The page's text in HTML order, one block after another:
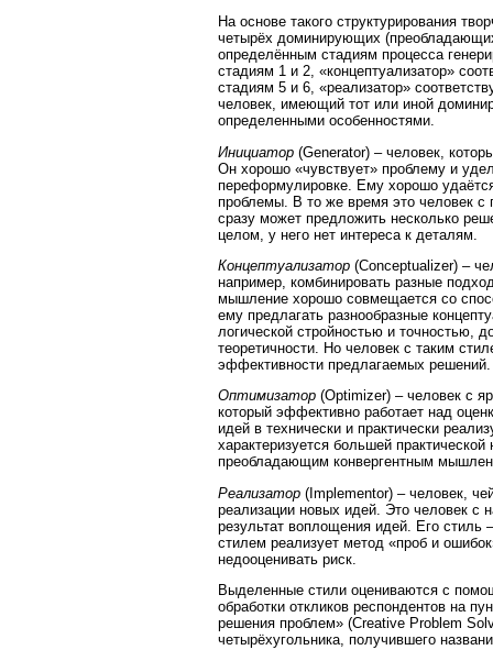
На основе такого структурирования
четырёх доминирующих
определённым стадиям процесса
стадиям 1 и 2, «концептуализатор»
стадиям 5 и 6, «реализатор»
человек, имеющий тот или иной
определенными особенностями.
Инициатор (Generator) – человек,
Он хорошо «чувствует» проблему и
переформулировке. Ему хорошо
проблемы. В то же время это человек
сразу может предложить несколько
целом, у него нет интереса к деталям.
Концептуализатор (Conceptualizer) –
например, комбинировать разные
мышление хорошо совмещается со
ему предлагать разнообразные
логической стройностью и точностью,
теоретичности. Но человек с таким
эффективности предлагаемых решений.
Оптимизатор (Optimizer) – человек с
который эффективно работает над
идей в технически и практически
характеризуется большей
преобладающим конвергентным
Реализатор (Implementor) – человек,
реализации новых идей. Это человек с
результат воплощения идей. Его
стилем реализует метод «проб и
недооценивать риск.
Выделенные стили оцениваются с
обработки откликов респондентов на
решения проблем» (Creative Problem
четырёхугольника, получившего